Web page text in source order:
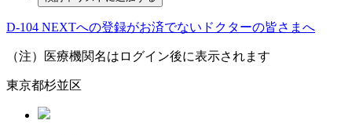
D-104 NEXTへの登録がお済でないドクターの皆さまへ
（注）医療機関名はログイン後に表示されます
東京都杉並区